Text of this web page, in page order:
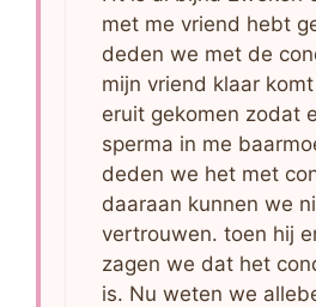
met me vriend hebt
deden we met de
mijn vriend klaar
eruit gekomen zodat
sperma in me
deden we het met
daaraan kunnen we
vertrouwen. toen hij
zagen we dat het
is. Nu weten we